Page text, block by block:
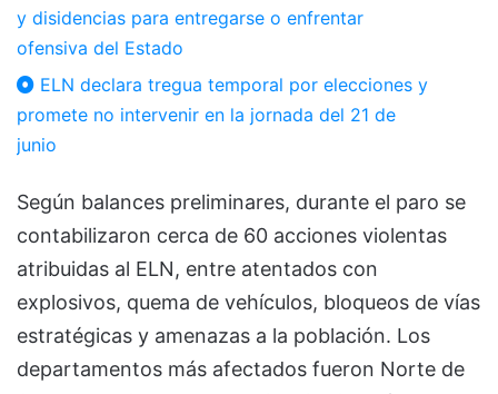
y disidencias para entregarse o enfrentar
ofensiva del Estado
ELN declara tregua temporal por elecciones y
promete no intervenir en la jornada del 21 de
junio
Según balances preliminares, durante el paro se
contabilizaron cerca de 60 acciones violentas
atribuidas al ELN, entre atentados con
explosivos, quema de vehículos, bloqueos de vías
estratégicas y amenazas a la población. Los
departamentos más afectados fueron Norte de